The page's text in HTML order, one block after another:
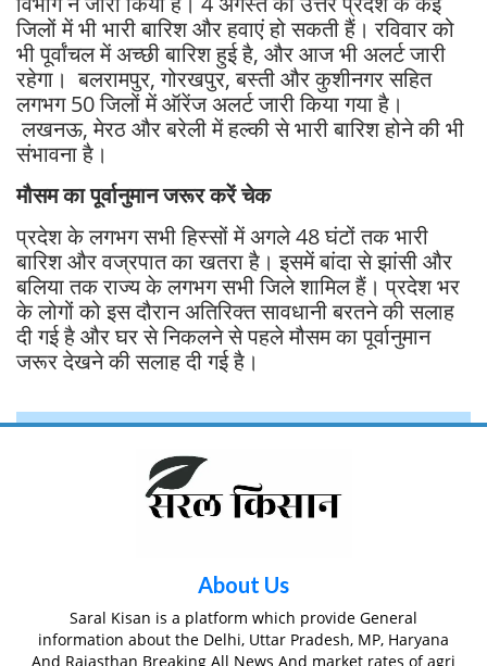
जिलों में भी भारी बारिश और हवाएं हो सकती हैं। रविवार को
भी पूर्वांचल में अच्छी बारिश हुई है, और आज भी अलर्ट जारी
रहेगा। बलरामपुर, गोरखपुर, बस्ती और कुशीनगर सहित
लगभग 50 जिलों में ऑरेंज अलर्ट जारी किया गया है।
लखनऊ, मेरठ और बरेली में हल्की से भारी बारिश होने की भी
संभावना है।
मौसम का पूर्वानुमान जरूर करें चेक
प्रदेश के लगभग सभी हिस्सों में अगले 48 घंटों तक भारी
बारिश और वज्रपात का खतरा है। इसमें बांदा से झांसी और
बलिया तक राज्य के लगभग सभी जिले शामिल हैं। प्रदेश भर
के लोगों को इस दौरान अतिरिक्त सावधानी बरतने की सलाह
दी गई है और घर से निकलने से पहले मौसम का पूर्वानुमान
जरूर देखने की सलाह दी गई है।
About Us
Saral Kisan is a platform which provide General
information about the Delhi, Uttar Pradesh, MP, Haryana
And Rajasthan Breaking All News And market rates of agri